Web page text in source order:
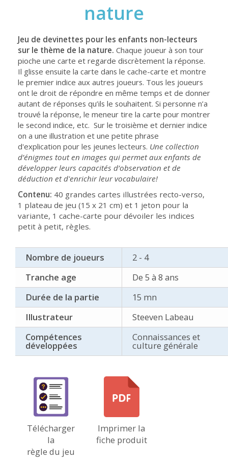
nature
Jeu de devinettes pour les enfants non-lecteurs
sur le thème de la nature. Chaque joueur à son tour
pioche une carte et regarde discrètement la réponse.
Il glisse ensuite la carte dans le cache-carte et montre
le premier indice aux autres joueurs. Tous les joueurs
ont le droit de répondre en même temps et de donner
autant de réponses qu’ils le souhaitent. Si personne n’a
trouvé la réponse, le meneur tire la carte pour montrer
le second indice, etc. Sur le troisième et dernier indice
on a une illustration et une petite phrase
d'explication pour les jeunes lecteurs. Une collection
d’énigmes tout en images qui permet aux enfants de
développer leurs capacités d’observation et de
déduction et d'enrichir leur vocabulaire!
Contenu: 40 grandes cartes illustrées recto-verso,
1 plateau de jeu (15 x 21 cm) et 1 jeton pour la
variante, 1 cache-carte pour dévoiler les indices
petit à petit, règles.
Nombre de joueurs
2 - 4
Tranche age
De 5 à 8 ans
Durée de la partie
15 mn
Illustrateur
Steeven Labeau
Compétences
développées
Connaissances et
culture générale
Télécharger
la
règle du jeu
Imprimer la
fiche produit